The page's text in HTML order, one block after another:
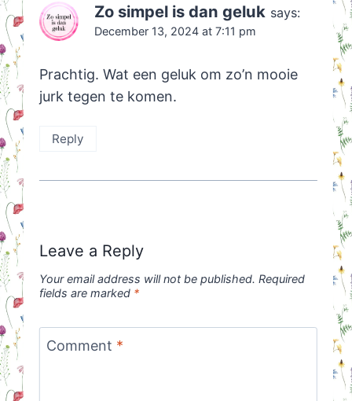
Zo simpel is dan geluk says:
December 13, 2024 at 7:11 pm
Prachtig. Wat een geluk om zo’n mooie
jurk tegen te komen.
Reply
Leave a Reply
Your email address will not be published. Required
fields are marked *
Comment *